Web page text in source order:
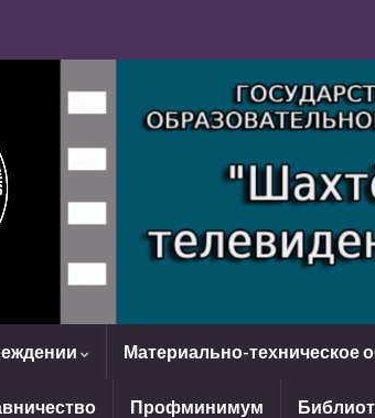
Материально-техническое
Профминимум